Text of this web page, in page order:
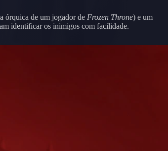
órquica de um jogador de Frozen Throne) e um
identificar os inimigos com facilidade.